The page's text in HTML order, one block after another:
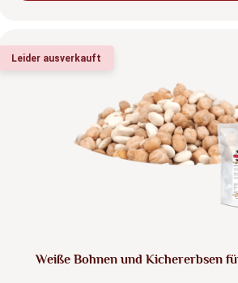
Leider ausverkauft
Weiße Bohnen und Kichererbsen